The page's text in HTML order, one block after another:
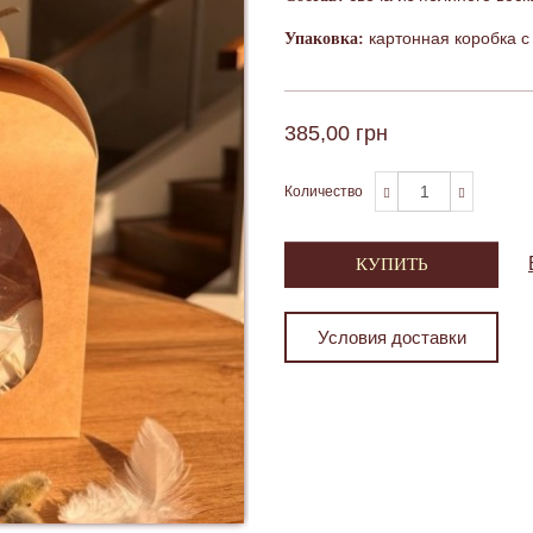
Упаковка: картонная коробка
385,00 грн
Количество
КУПИТЬ
Условия доставки